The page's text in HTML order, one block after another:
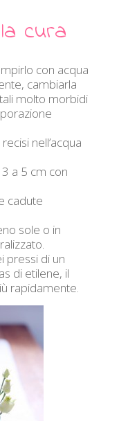
cura
con acqua
cambiarla
molto morbidi
nell’acqua
3 a 5 cm con
cadute
sole o in
pressi di un
di etilene, il
rapidamente.